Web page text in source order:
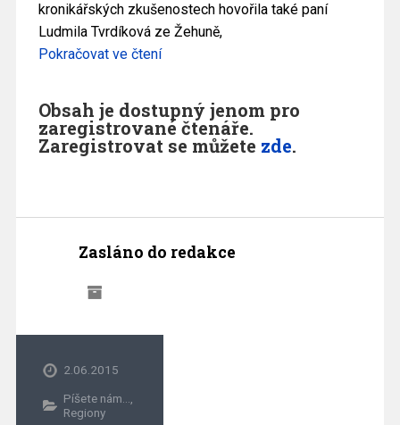
kronikářských zkušenostech hovořila také paní
Ludmila Tvrdíková ze Žehuně,
Pokračovat ve čtení
Obsah je dostupný jenom pro
zaregistrované čtenáře.
Zaregistrovat se můžete zde.
Zasláno do redakce
2.06.2015
Píšete nám...,
Regiony